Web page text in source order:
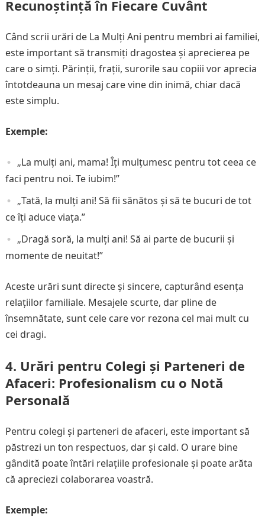
Recunoștință în Fiecare Cuvânt
Când scrii urări de La Mulți Ani pentru membri ai familiei,
este important să transmiți dragostea și aprecierea pe
care o simți. Părinții, frații, surorile sau copiii vor aprecia
întotdeauna un mesaj care vine din inimă, chiar dacă
este simplu.
Exemple:
„La mulți ani, mama! Îți mulțumesc pentru tot ceea ce
faci pentru noi. Te iubim!”
„Tată, la mulți ani! Să fii sănătos și să te bucuri de tot
ce îți aduce viața.”
„Dragă soră, la mulți ani! Să ai parte de bucurii și
momente de neuitat!”
Aceste urări sunt directe și sincere, capturând esența
relațiilor familiale. Mesajele scurte, dar pline de
însemnătate, sunt cele care vor rezona cel mai mult cu
cei dragi.
4. Urări pentru Colegi și Parteneri de
Afaceri: Profesionalism cu o Notă
Personală
Pentru colegi și parteneri de afaceri, este important să
păstrezi un ton respectuos, dar și cald. O urare bine
gândită poate întări relațiile profesionale și poate arăta
că apreciezi colaborarea voastră.
Exemple: